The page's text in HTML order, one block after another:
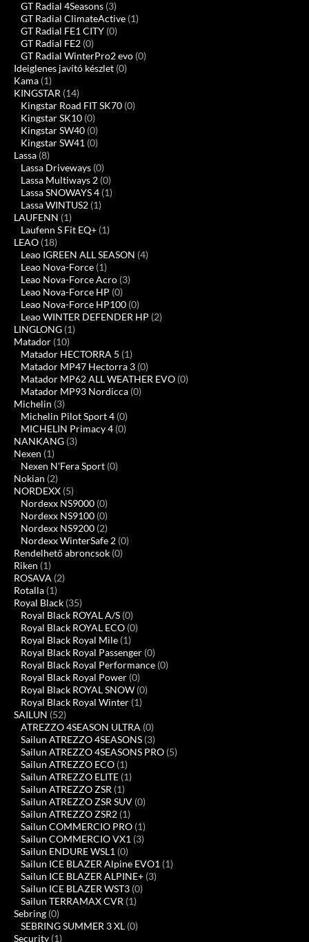
GT Radial 4Seasons (3)
GT Radial ClimateActive (1)
GT Radial FE1 CITY (0)
GT Radial FE2 (0)
GT Radial WinterPro2 evo (0)
Ideiglenes javító készlet (0)
Kama (1)
KINGSTAR (14)
Kingstar Road FIT SK70 (0)
Kingstar SK10 (0)
Kingstar SW40 (0)
Kingstar SW41 (0)
Lassa (8)
Lassa Driveways (0)
Lassa Multiways 2 (0)
Lassa SNOWAYS 4 (1)
Lassa WINTUS2 (1)
LAUFENN (1)
Laufenn S Fit EQ+ (1)
LEAO (18)
Leao IGREEN ALL SEASON (4)
Leao Nova-Force (1)
Leao Nova-Force Acro (3)
Leao Nova-Force HP (0)
Leao Nova-Force HP100 (0)
Leao WINTER DEFENDER HP (2)
LINGLONG (1)
Matador (10)
Matador HECTORRA 5 (1)
Matador MP47 Hectorra 3 (0)
Matador MP62 ALL WEATHER EVO (0)
Matador MP93 Nordicca (0)
Michelin (3)
Michelin Pilot Sport 4 (0)
MICHELIN Primacy 4 (0)
NANKANG (3)
Nexen (1)
Nexen N'Fera Sport (0)
Nokian (2)
NORDEXX (5)
Nordexx NS9000 (0)
Nordexx NS9100 (0)
Nordexx NS9200 (2)
Nordexx WinterSafe 2 (0)
Rendelhető abroncsok (0)
Riken (1)
ROSAVA (2)
Rotalla (1)
Royal Black (35)
Royal Black ROYAL A/S (0)
Royal Black ROYAL ECO (0)
Royal Black Royal Mile (1)
Royal Black Royal Passenger (0)
Royal Black Royal Performance (0)
Royal Black Royal Power (0)
Royal Black ROYAL SNOW (0)
Royal Black Royal Winter (1)
SAILUN (52)
ATREZZO 4SEASON ULTRA (0)
Sailun ATREZZO 4SEASONS (3)
Sailun ATREZZO 4SEASONS PRO (5)
Sailun ATREZZO ECO (1)
Sailun ATREZZO ELITE (1)
Sailun ATREZZO ZSR (1)
Sailun ATREZZO ZSR SUV (0)
Sailun ATREZZO ZSR2 (1)
Sailun COMMERCIO PRO (1)
Sailun COMMERCIO VX1 (3)
Sailun ENDURE WSL1 (0)
Sailun ICE BLAZER Alpine EVO1 (1)
Sailun ICE BLAZER ALPINE+ (3)
Sailun ICE BLAZER WST3 (0)
Sailun TERRAMAX CVR (1)
Sebring (0)
SEBRING SUMMER 3 XL (0)
Security (1)